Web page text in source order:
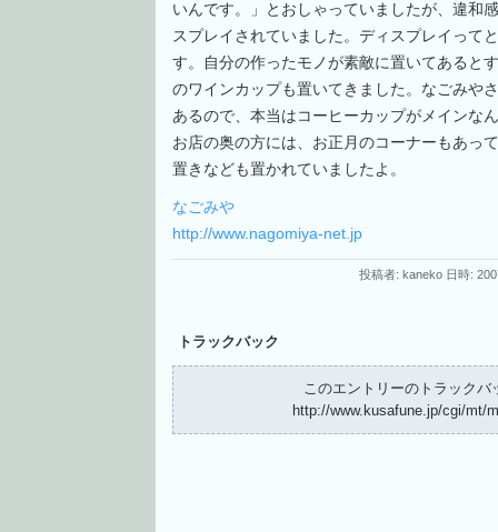
いんです。」とおしゃっていましたが、違和
スプレイされていました。ディスプレイって
す。自分の作ったモノが素敵に置いてあると
のワインカップも置いてきました。なごみや
あるので、本当はコーヒーカップがメインな
お店の奥の方には、お正月のコーナーもあっ
置きなども置かれていましたよ。
なごみや
http://www.nagomiya-net.jp
投稿者: kaneko 日時:
トラックバック
このエントリーのトラックバ
http://www.kusafune.jp/cgi/mt/